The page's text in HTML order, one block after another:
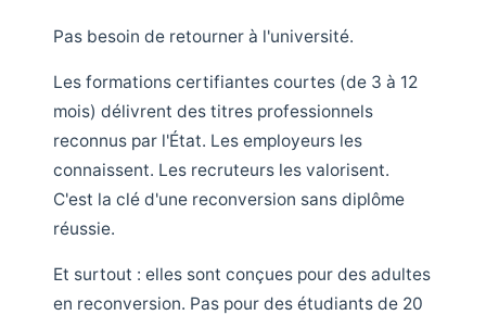
Pas besoin de retourner à l'université.
Les formations certifiantes courtes (de 3 à 12
mois) délivrent des titres professionnels
reconnus par l'État. Les employeurs les
connaissent. Les recruteurs les valorisent.
C'est la clé d'une reconversion sans diplôme
réussie.
Et surtout : elles sont conçues pour des adultes
en reconversion. Pas pour des étudiants de 20